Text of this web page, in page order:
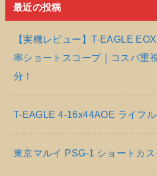
最近の投稿
【実機レビュー】T-EAGLE
率ショートスコープ｜コスパ重
分！
T-EAGLE 4-16x44AOE ライフ
東京マルイ PSG-1 ショートカス